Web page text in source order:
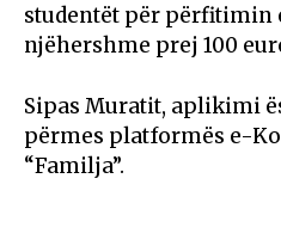
studentët për përfitimin
njëhershme prej 100
Sipas Muratit, aplikimi
përmes platformës e-
“Familja”.